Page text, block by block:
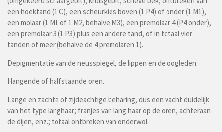
een hoektand (1 C), een scheurkies boven (1 P4) of onder (1 M1),
een molaar (1 M1 of 1 M2, behalve M3), een premolaar 4 (P4 onder),
een premolaar 3 (1 P3) plus een andere tand, of in totaal vier
tanden of meer (behalve de 4 premolaren 1).
Depigmentatie van de neusspiegel, de lippen en de oogleden.
Hangende of halfstaande oren.
Lange en zachte of zijdeachtige beharing, dus een vacht duidelijk
van het type langhaar; franjes van lang haar op de oren, achteraan
de dijen, enz.; totaal ontbreken van onderwol.